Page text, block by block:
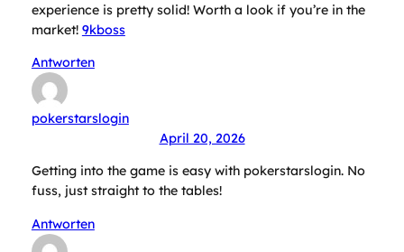
experience is pretty solid! Worth a look if you’re in the
market! 9kboss
Antworten
pokerstarslogin
April 20, 2026
Getting into the game is easy with pokerstarslogin. No
fuss, just straight to the tables!
Antworten